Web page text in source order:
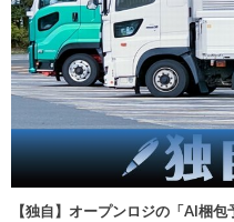
【独自】オープンロジの「AI梱